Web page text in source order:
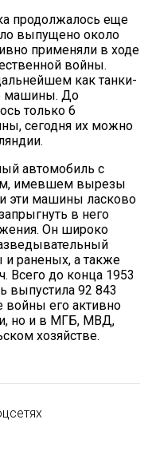
продолжалось еще
выпущено около
применяли в ходе
войны.
как танки-
машины. До
только 6
сегодня их можно
автомобиль с
имевшем вырезы
эти машины ласково
в него
Он широко
и раненых, а также
Всего до конца 1953
выпустила 92 843
войны его активно
но и в МГБ, МВД,
хозяйстве.